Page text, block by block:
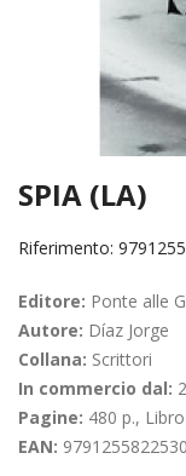
SPIA (LA)
Riferimento:
Editore: Ponte alle
Autore: Díaz Jorge
Collana: Scrittori
In commercio dal:
Pagine: 480 p.,
EAN: 9791255822530